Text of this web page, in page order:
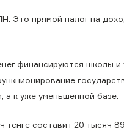
Это прямой налог на
финансируются школы
а к уже уменьшенной базе.
составит 20 тысяч